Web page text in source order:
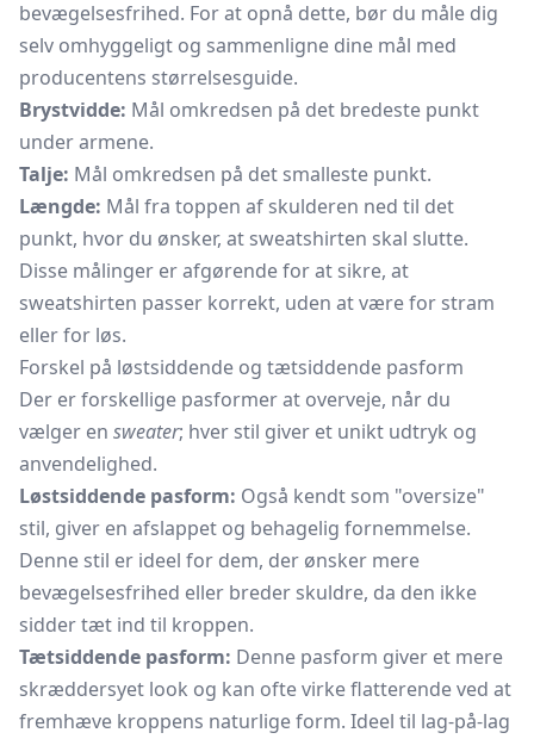
bevægelsesfrihed. For at opnå dette, bør du måle dig
selv omhyggeligt og sammenligne dine mål med
producentens størrelsesguide.
Brystvidde: Mål omkredsen på det bredeste punkt
under armene.
Talje: Mål omkredsen på det smalleste punkt.
Længde: Mål fra toppen af skulderen ned til det
punkt, hvor du ønsker, at sweatshirten skal slutte.
Disse målinger er afgørende for at sikre, at
sweatshirten passer korrekt, uden at være for stram
eller for løs.
Forskel på løstsiddende og tætsiddende pasform
Der er forskellige pasformer at overveje, når du
vælger en sweater; hver stil giver et unikt udtryk og
anvendelighed.
Løstsiddende pasform: Også kendt som "oversize"
stil, giver en afslappet og behagelig fornemmelse.
Denne stil er ideel for dem, der ønsker mere
bevægelsesfrihed eller breder skuldre, da den ikke
sidder tæt ind til kroppen.
Tætsiddende pasform: Denne pasform giver et mere
skræddersyet look og kan ofte virke flatterende ved at
fremhæve kroppens naturlige form. Ideel til lag-på-lag